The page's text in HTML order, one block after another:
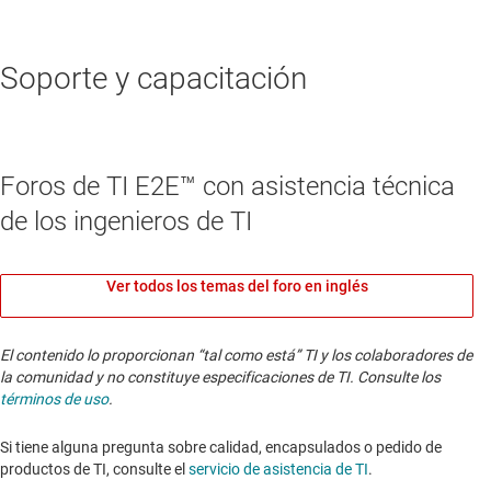
Soporte y capacitación
Foros de TI E2E™ con asistencia técnica
de los ingenieros de TI
Ver todos los temas del foro en inglés
El contenido lo proporcionan “tal como está” TI y los colaboradores de
la comunidad y no constituye especificaciones de TI. Consulte los
términos de uso.
Si tiene alguna pregunta sobre calidad, encapsulados o pedido de
productos de TI, consulte el servicio de asistencia de TI. ​​​​​​​​​​​​​​